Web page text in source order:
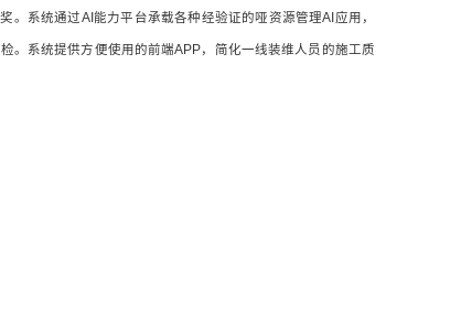
。系统通过AI能力平台承载各种经验证的哑资源管理AI应用，
。系统提供方便使用的前端APP，简化一线装维人员的施工质